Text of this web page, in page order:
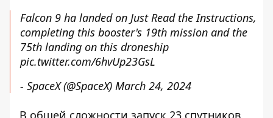
Falcon 9 ha landed on Just Read the Instructions,
completing this booster's 19th mission and the
75th landing on this droneship
pic.twitter.com/6hvUp23GsL
- SpaceX (@SpaceX) March 24, 2024
В общей сложности запуск 23 спутников